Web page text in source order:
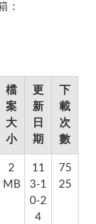
：
檔
案
大
小
更
新
日
期
下
載
次
數
2
MB
11
3-1
0-2
4
75
25